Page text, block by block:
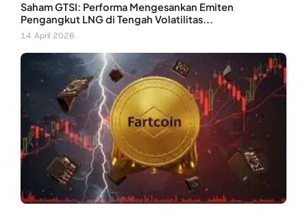
Saham GTSI: Performa Mengesankan Emiten
Pengangkut LNG di Tengah Volatilitas...
14 April 2026